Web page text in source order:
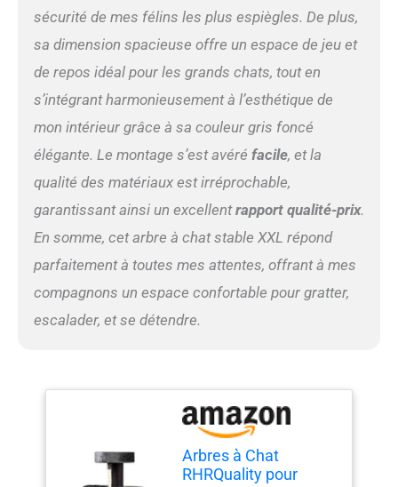
sécurité de mes félins les plus espiègles. De plus,
sa dimension spacieuse offre un espace de jeu et
de repos idéal pour les grands chats, tout en
s’intégrant harmonieusement à l’esthétique de
mon intérieur grâce à sa couleur gris foncé
élégante. Le montage s’est avéré facile, et la
qualité des matériaux est irréprochable,
garantissant ainsi un excellentrapport qualité-prix.
En somme, cet arbre à chat stable XXL répond
parfaitement à toutes mes attentes, offrant à mes
compagnons un espace confortable pour gratter,
escalader, et se détendre.
Arbres à Chat
RHRQuality pour